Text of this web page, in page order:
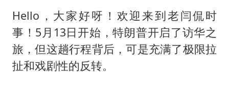
Hello，大家好呀！欢迎来到老闫侃时
事！5月13日开始，特朗普开启了访华之
旅，但这趟行程背后，可是充满了极限拉
扯和戏剧性的反转。